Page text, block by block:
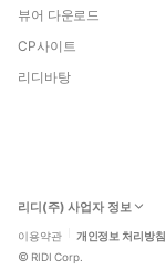
뷰어 다운로드
CP사이트
리디바탕
리디(주) 사업자 정보
이용약관 개인정보 처리방침
© RIDI Corp.